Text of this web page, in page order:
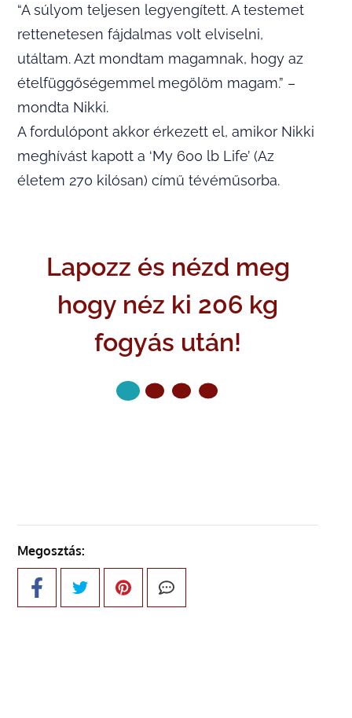
“A súlyom teljesen legyengített. A testemet
rettenetesen fájdalmas volt elviselni,
utáltam. Azt mondtam magamnak, hogy az
ételfüggőségemmel megölöm magam.” –
mondta Nikki.
A fordulópont akkor érkezett el, amikor Nikki
meghívást kapott a ‘My 600 lb Life’ (Az
életem 270 kilósan) című tévéműsorba.
Lapozz és nézd meg
hogy néz ki 206 kg
fogyás után!
Megosztás: